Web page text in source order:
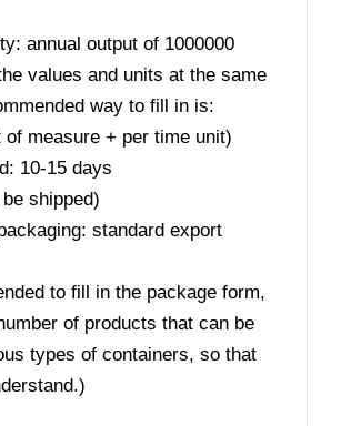
annual output of 1000000
values ​​and units at the same
way to fill in is:
measure + per time unit)
10-15 days
shipped)
standard export
to fill in the package form,
of products that can be
types of containers, so that